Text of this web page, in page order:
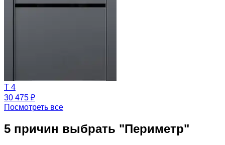
T 4
30 475 ₽
Посмотреть все
5 причин выбрать "Периметр"